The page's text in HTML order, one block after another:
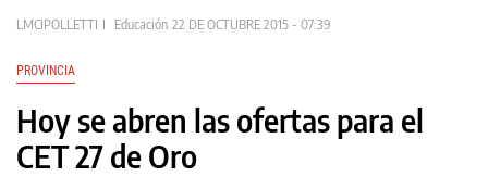
LMCIPOLLETTI Educación 22 DE OCTUBRE 2015 - 07:39
PROVINCIA
Hoy se abren las ofertas para el
CET 27 de Oro